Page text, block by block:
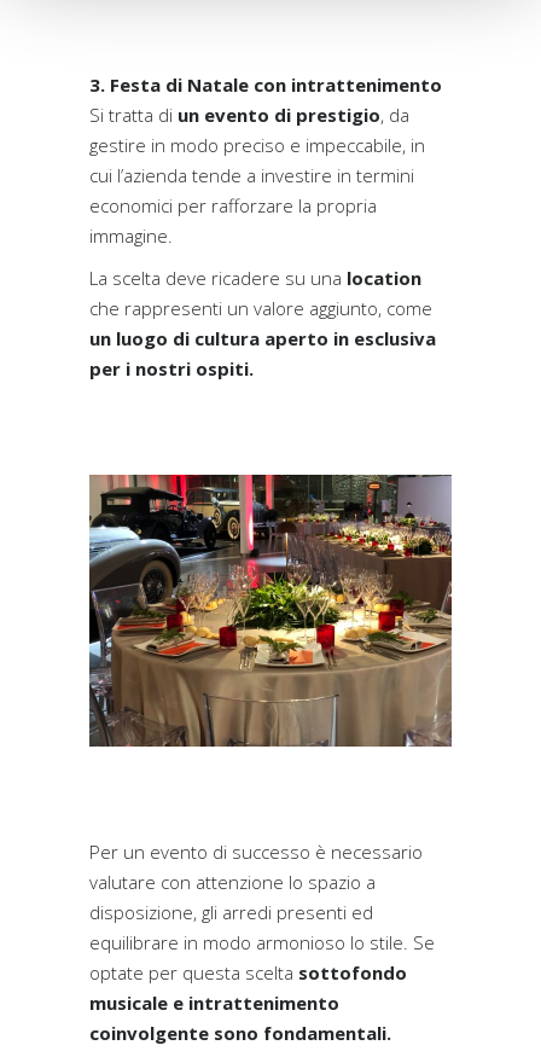
3. Festa di Natale con intrattenimento
Si tratta di un evento di prestigio, da
gestire in modo preciso e impeccabile, in
cui l’azienda tende a investire in termini
economici per rafforzare la propria
immagine.
La scelta deve ricadere su una location
che rappresenti un valore aggiunto, come
un luogo di cultura aperto in esclusiva
per i nostri ospiti.
Per un evento di successo è necessario
valutare con attenzione lo spazio a
disposizione, gli arredi presenti ed
equilibrare in modo armonioso lo stile. Se
optate per questa scelta sottofondo
musicale e intrattenimento
coinvolgente sono fondamentali.